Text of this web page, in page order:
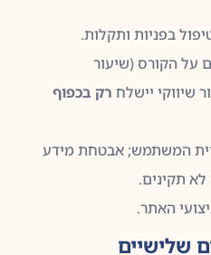
בפניות ותקלות.
על הקורס (שיעור
שיווקי יישלח רק בכפוף
המשתמש; אבטחת מידע
תקינים.
האתר.